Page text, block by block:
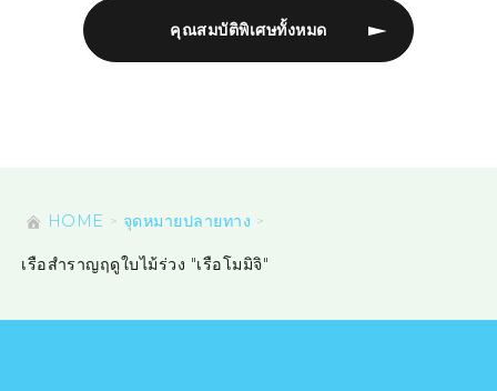
คุณสมบัติพิเศษทั้งหมด
HOME จุดหมายปลายทาง
เรือสำราญฤดูใบไม้ร่วง "เรือโมมิจิ"